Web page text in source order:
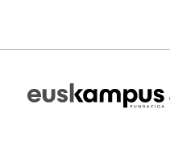
Fundazioa